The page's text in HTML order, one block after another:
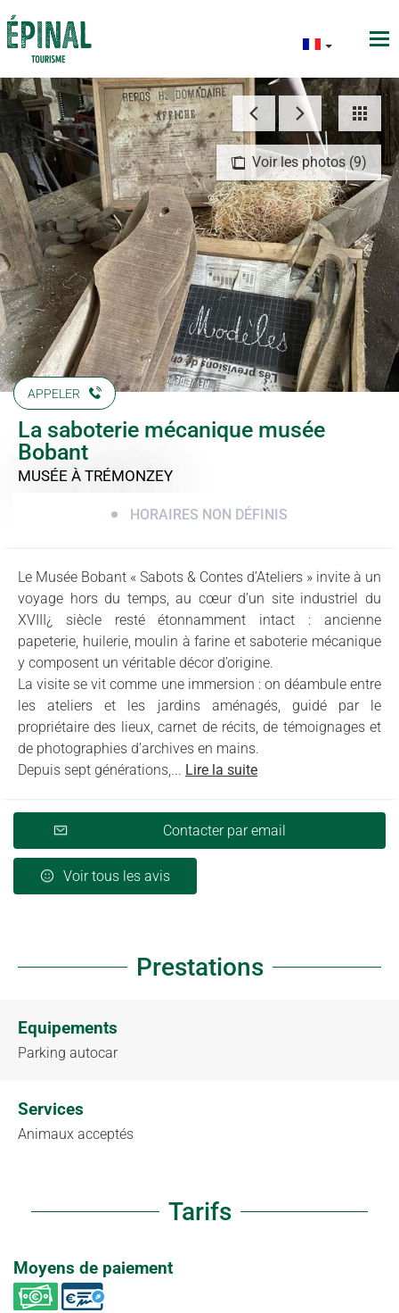
Voir les photos (9)
APPELER
La saboterie mécanique musée
Bobant
MUSÉE À TRÉMONZEY
HORAIRES NON DÉFINIS
Le Musée Bobant « Sabots & Contes d’Ateliers » invite à un
voyage hors du temps, au cœur d’un site industriel du
XVIII¿ siècle resté étonnamment intact : ancienne
papeterie, huilerie, moulin à farine et saboterie mécanique
y composent un véritable décor d’origine.
La visite se vit comme une immersion : on déambule entre
les ateliers et les jardins aménagés, guidé par le
propriétaire des lieux, carnet de récits, de témoignages et
de photographies d’archives en mains.
Depuis sept générations,... Lire la suite
Contacter par email
Voir tous les avis
Prestations
Equipements
Parking autocar
Services
Animaux acceptés
Tarifs
Moyens de paiement